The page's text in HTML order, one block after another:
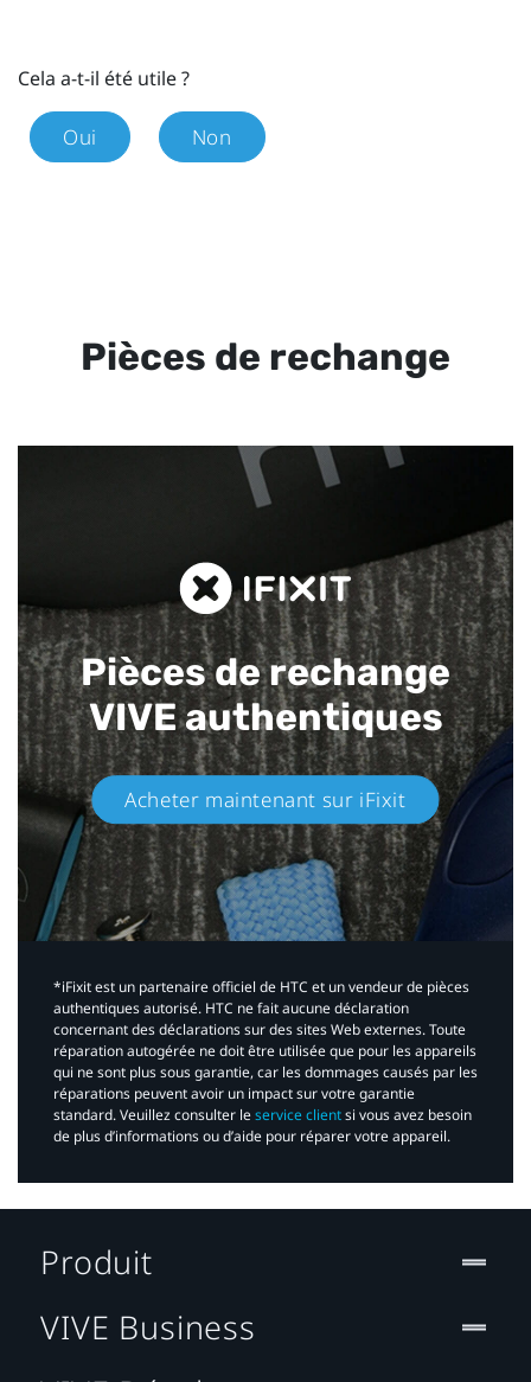
Cela a-t-il été utile ?
Oui Non
Pièces de rechange
Pièces de rechange
VIVE authentiques​
Acheter maintenant sur iFixit​
*iFixit est un partenaire officiel de HTC et un vendeur de pièces
authentiques autorisé. HTC ne fait aucune déclaration
concernant des déclarations sur des sites Web externes. Toute
réparation autogérée ne doit être utilisée que pour les appareils
qui ne sont plus sous garantie, car les dommages causés par les
réparations peuvent avoir un impact sur votre garantie
standard. Veuillez consulter leservice clientsi vous avez besoin
de plus d’informations ou d’aide pour réparer votre appareil.​
Produit
VIVE Business